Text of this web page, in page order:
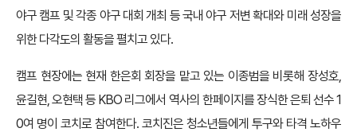
야구 캠프 및 각종 야구 대회 개최 등 국내 야구 저변 확대와 미래 성장을
위한 다각도의 활동을 펼치고 있다.
캠프 현장에는 현재 한은회 회장을 맡고 있는 이종범을 비롯해 장성호,
윤길현, 오현택 등 KBO 리그에서 역사의 한페이지를 장식한 은퇴 선수 1
0여 명이 코치로 참여한다. 코치진은 청소년들에게 투구와 타격 노하우